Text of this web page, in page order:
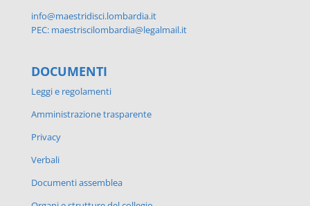
info@maestridisci.lombardia.it
PEC: maestriscilombardia@legalmail.it
DOCUMENTI
Leggi e regolamenti
Amministrazione trasparente
Privacy
Verbali
Documenti assemblea